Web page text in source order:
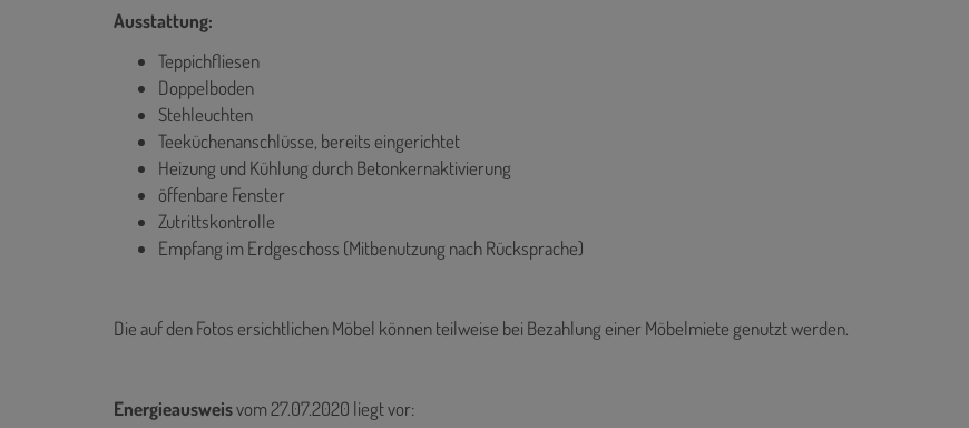
Ausstattung:
Teppichfliesen
Doppelboden
Stehleuchten
Teeküchenanschlüsse, bereits eingerichtet
Heizung und Kühlung durch Betonkernaktivierung
öffenbare Fenster
Zutrittskontrolle
Empfang im Erdgeschoss (Mitbenutzung nach Rücksprache)
Die auf den Fotos ersichtlichen Möbel können teilweise bei Bezahlung einer Möbelmiete genutzt werden.
Energieausweisvom 27.07.2020 liegt vor: